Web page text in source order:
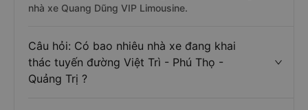
nhà xe Quang Dũng VIP Limousine.
Câu hỏi: Có bao nhiêu nhà xe đang khai
thác tuyến đường Việt Trì - Phú Thọ -
Quảng Trị ?